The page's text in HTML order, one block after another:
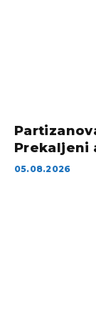
Prekaljeni
05.08.2026